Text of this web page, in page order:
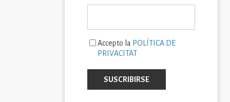
Accepto la POLÍTICA DE
PRIVACITAT